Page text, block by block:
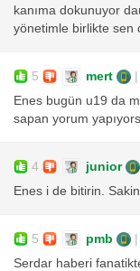
kanıma dokunuyor
yönetimle birlikte sen
5 mert |
Enes bugün u19 da
sapan yorum
4 junior
Enes i de bitirin.
5 pmb |
Serdar haberi